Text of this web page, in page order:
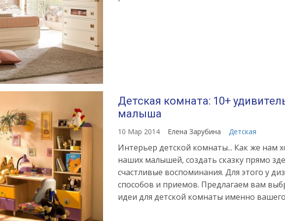
Детская комната: 10+
малыша
10 Мар 2014 Елена Зарубина Детская
Интерьер детской комнаты... Как же нам
наших малышей, создать сказку прямо
счастливые воспоминания. Для этого у
способов и приемов. Предлагаем вам
идеи для детской комнаты именно